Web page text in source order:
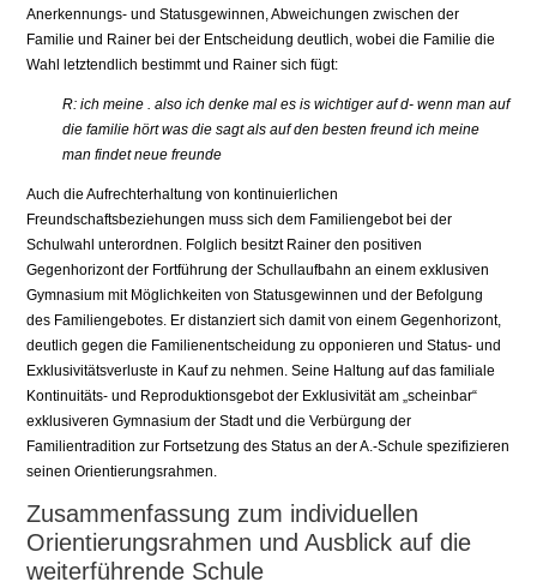
Anerkennungs- und Statusgewinnen, Abweichungen zwischen der
Familie und Rainer bei der Entscheidung deutlich, wobei die Familie die
Wahl letztendlich bestimmt und Rainer sich fügt:
R: ich meine . also ich denke mal es is wichtiger auf d- wenn man auf
die familie hört was die sagt als auf den besten freund ich meine
man findet neue freunde
Auch die Aufrechterhaltung von kontinuierlichen
Freundschaftsbeziehungen muss sich dem Familiengebot bei der
Schulwahl unterordnen. Folglich besitzt Rainer den positiven
Gegenhorizont der Fortführung der Schullaufbahn an einem exklusiven
Gymnasium mit Möglichkeiten von Statusgewinnen und der Befolgung
des Familiengebotes. Er distanziert sich damit von einem Gegenhorizont,
deutlich gegen die Familienentscheidung zu opponieren und Status- und
Exklusivitätsverluste in Kauf zu nehmen. Seine Haltung auf das familiale
Kontinuitäts- und Reproduktionsgebot der Exklusivität am „scheinbar“
exklusiveren Gymnasium der Stadt und die Verbürgung der
Familientradition zur Fortsetzung des Status an der A.-Schule spezifizieren
seinen Orientierungsrahmen.
Zusammenfassung zum individuellen
Orientierungsrahmen und Ausblick auf die
weiterführende Schule